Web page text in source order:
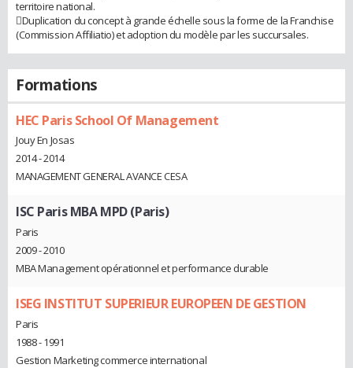
territoire national.
Duplication du concept à grande échelle sous la forme de la Franchise
(Commission Affiliatio) et adoption du modèle par les succursales.
Formations
HEC Paris School Of Management
Jouy En Josas
2014 - 2014
MANAGEMENT GENERAL AVANCE CESA
ISC Paris MBA MPD (Paris)
Paris
2009 - 2010
MBA Management opérationnel et performance durable
ISEG INSTITUT SUPERIEUR EUROPEEN DE GESTION
Paris
1988 - 1991
Gestion Marketing commerce international